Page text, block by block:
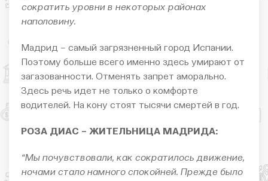
сократить уровни в некоторых районах
наполовину.
Мадрид – самый загрязненный город Испании.
Поэтому больше всего именно здесь умирают от
загазованности. Отменять запрет аморально.
Здесь речь идет не только о комфорте
водителей. На кону стоят тысячи смертей в год.
РОЗА ДИАС – ЖИТЕЛЬНИЦА МАДРИДА:
“Мы почувствовали, как сократилось движение,
ночами стало намного спокойней. Прежде было